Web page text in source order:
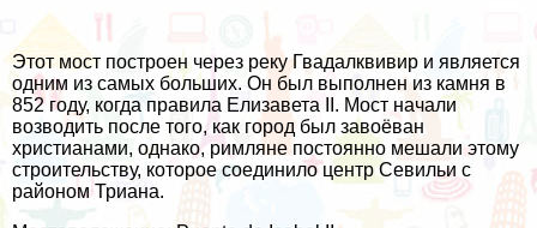
Этот мост построен через реку Гвадалквивир и является
одним из самых больших. Он был выполнен из камня в
852 году, когда правила Елизавета II. Мост начали
возводить после того, как город был завоёван
христианами, однако, римляне постоянно мешали этому
строительству, которое соединило центр Севильи с
районом Триана.